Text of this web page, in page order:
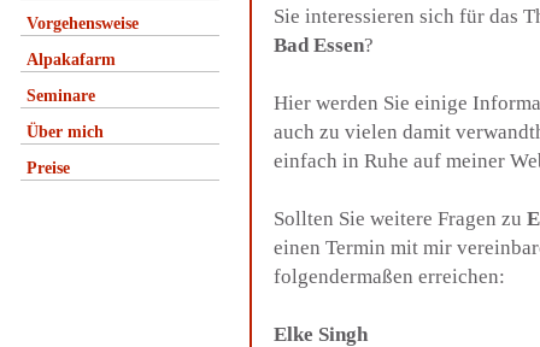
Vorgehensweise
Alpakafarm
Seminare
Über mich
Preise
Sie interessieren sich für das
Bad Essen?
Hier werden Sie einige
auch zu vielen damit
einfach in Ruhe auf meiner
Sollten Sie weitere Fragen zu
einen Termin mit mir
folgendermaßen erreichen:
Elke Singh